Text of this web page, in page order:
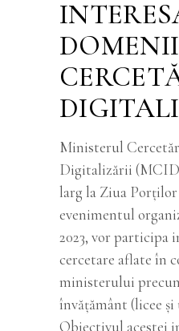
Ministerul
Digitalizării
larg la Ziua Porților
evenimentul
2023, vor participa
cercetare aflate în
ministerului
învățământ (licee
Obiectivul acestei